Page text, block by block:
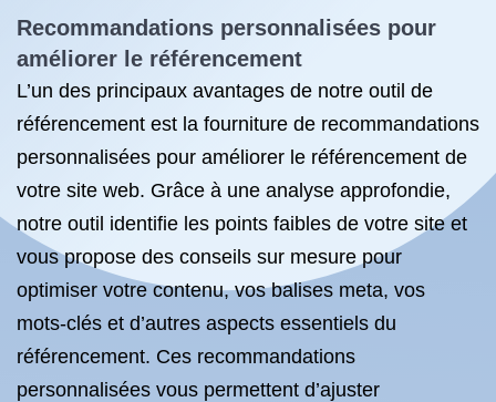
Recommandations personnalisées pour
améliorer le référencement
L’un des principaux avantages de notre outil de
référencement est la fourniture de recommandations
personnalisées pour améliorer le référencement de
votre site web. Grâce à une analyse approfondie,
notre outil identifie les points faibles de votre site et
vous propose des conseils sur mesure pour
optimiser votre contenu, vos balises meta, vos
mots-clés et d’autres aspects essentiels du
référencement. Ces recommandations
personnalisées vous permettent d’ajuster